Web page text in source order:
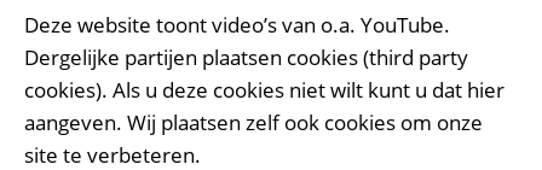
De Nieuwe Utrechtse School
Stage en opleidingsplaatsen
Strategic programs
Deze website toont video’s van o.a. YouTube.
Dergelijke partijen plaatsen cookies (third party
cookies). Als u deze cookies niet wilt kunt u dat hier
aangeven. Wij plaatsen zelf ook cookies om onze
site te verbeteren.